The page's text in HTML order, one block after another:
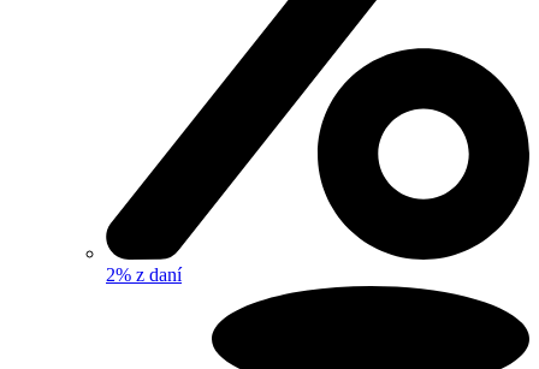
2% z daní